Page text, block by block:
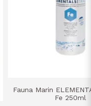
Fauna Marin
Fe 250ml